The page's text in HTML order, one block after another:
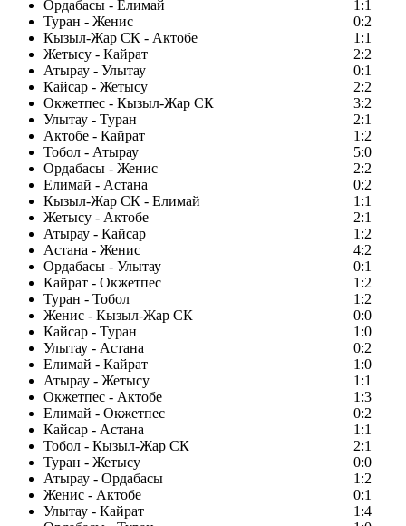
Ордабасы - Елимай
1:1
Туран - Женис
0:2
Кызыл-Жар СК - Актобе
1:1
Жетысу - Кайрат
2:2
Атырау - Улытау
0:1
Кайсар - Жетысу
2:2
Окжетпес - Кызыл-Жар СК
3:2
Улытау - Туран
2:1
Актобе - Кайрат
1:2
Тобол - Атырау
5:0
Ордабасы - Женис
2:2
Елимай - Астана
0:2
Кызыл-Жар СК - Елимай
1:1
Жетысу - Актобе
2:1
Атырау - Кайсар
1:2
Астана - Женис
4:2
Ордабасы - Улытау
0:1
Кайрат - Окжетпес
1:2
Туран - Тобол
1:2
Женис - Кызыл-Жар СК
0:0
Кайсар - Туран
1:0
Улытау - Астана
0:2
Елимай - Кайрат
1:0
Атырау - Жетысу
1:1
Окжетпес - Актобе
1:3
Елимай - Окжетпес
0:2
Кайсар - Астана
1:1
Тобол - Кызыл-Жар СК
2:1
Туран - Жетысу
0:0
Атырау - Ордабасы
1:2
Женис - Актобе
0:1
Улытау - Кайрат
1:4